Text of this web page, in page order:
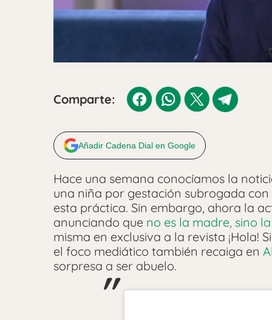
Comparte:
Añadir Cadena Dial en Google
Hace una semana conocíamos la
una niña por gestación subrogada
esta práctica. Sin embargo, ahora la
anunciando que no es la madre, sino
misma en exclusiva a la revista ¡Hola!
el foco mediático también recaiga en
sorpresa a ser abuelo.